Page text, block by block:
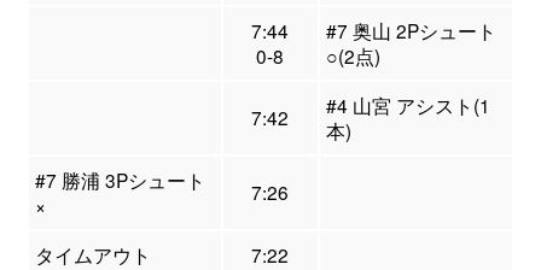
7:44
0-8
#7 奥山 2Pシュート
○(2点)
7:42
#4 山宮 アシスト(1
本)
#7 勝浦 3Pシュート
×
7:26
タイムアウト
7:22